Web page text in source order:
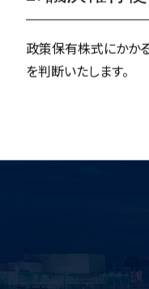
政策保有株式にかか
を判断いたします。